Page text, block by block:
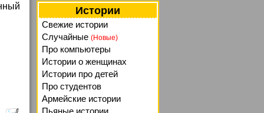
Истории
Свежие истории
Случайные (Новые)
Про компьютеры
Истории о женщинах
Истории про детей
Про студентов
Армейские истории
Пьяные истории